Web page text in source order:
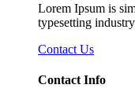
Lorem Ipsum is
typesetting
Contact Us
Contact Info